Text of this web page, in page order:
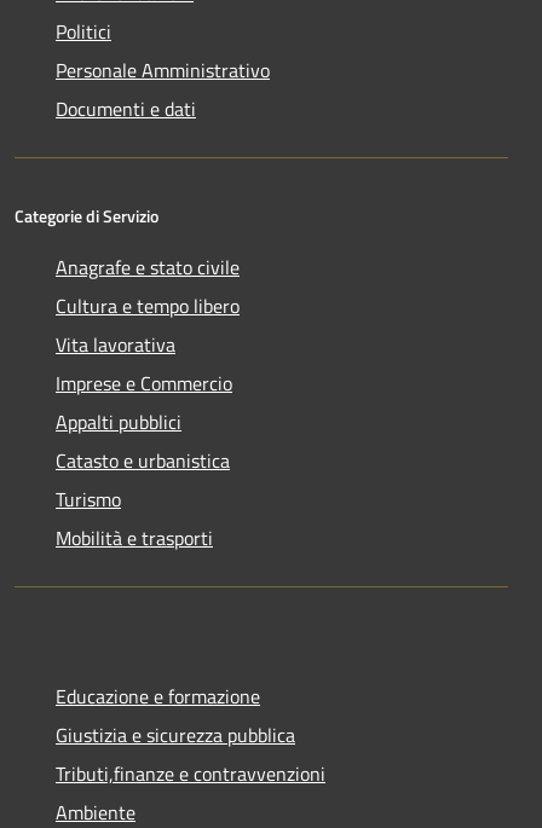
Politici
Personale Amministrativo
Documenti e dati
Categorie di Servizio
Anagrafe e stato civile
Cultura e tempo libero
Vita lavorativa
Imprese e Commercio
Appalti pubblici
Catasto e urbanistica
Turismo
Mobilità e trasporti
Educazione e formazione
Giustizia e sicurezza pubblica
Tributi,finanze e contravvenzioni
Ambiente